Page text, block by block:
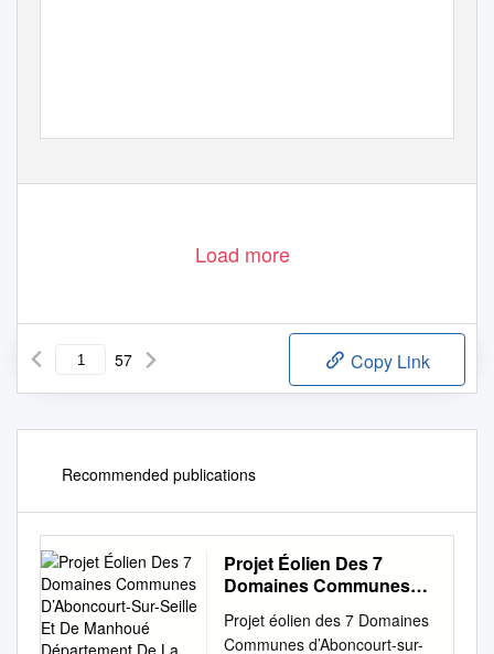
Load more
57 Copy Link
Recommended publications
Projet Éolien Des 7
Domaines Communes
Et De Manhoué
Projet éolien des 7 Domaines
Communes d’Aboncourt-sur-